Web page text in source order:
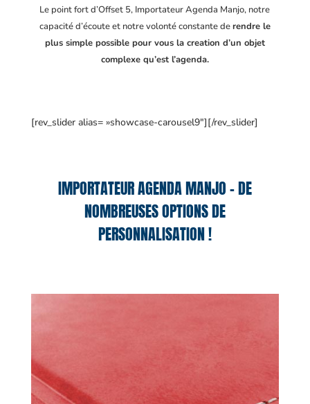
Le point fort d’Offset 5, Importateur Agenda Manjo, notre
capacité d’écoute et notre volonté constante derendre le
plus simple possible pour vous la creation d’un objet
complexe qu’est l’agenda.
[rev_slider alias= »showcase-carousel9″][/rev_slider]
IMPORTATEUR AGENDA MANJO – DE
NOMBREUSES OPTIONS DE
PERSONNALISATION !